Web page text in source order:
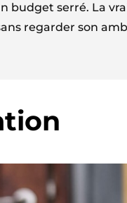
budget serré. La
regarder son